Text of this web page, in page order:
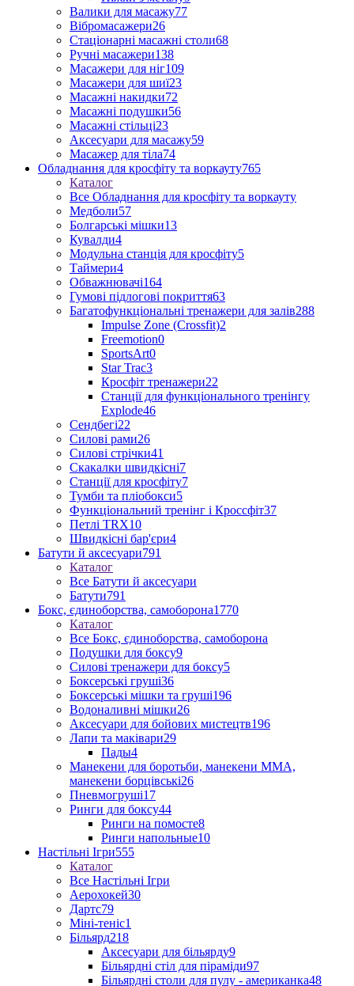
Валики для масажу77
Вібромасажери26
Стаціонарні масажні столи68
Ручні масажери138
Масажери для ніг109
Масажери для шиї23
Масажні накидки72
Масажні подушки56
Масажні стільці23
Аксесуари для масажу59
Масажер для тіла74
Обладнання для кросфіту та воркауту765
Каталог
Все Обладнання для кросфіту та воркауту
Медболи57
Болгарські мішки13
Кувалди4
Модульна станція для кросфіту5
Таймери4
Обважнювачі164
Гумові підлогові покриття63
Багатофункціональні тренажери для залів288
Impulse Zone (Crossfit)2
Freemotion0
SportsArt0
Star Trac3
Кросфіт тренажери22
Станції для функціонального тренінгу
Explode46
Сендбегі22
Силові рами26
Силові стрічки41
Скакалки швидкісні7
Станції для кросфіту7
Тумби та пліобокси5
Функціональний тренінг і Кроссфіт37
Петлі TRX10
Швидкісні бар'єри4
Батути й аксесуари791
Каталог
Все Батути й аксесуари
Батути791
Бокс, єдиноборства, самоборона1770
Каталог
Все Бокс, єдиноборства, самоборона
Подушки для боксу9
Силові тренажери для боксу5
Боксерські груші36
Боксерські мішки та груші196
Водоналивні мішки26
Аксесуари для бойових мистецтв196
Лапи та маківари29
Пады4
Манекени для боротьби, манекени ММА,
манекени борцівські26
Пневмогруші17
Ринги для боксу44
Ринги на помосте8
Ринги напольные10
Настільні Ігри555
Каталог
Все Настільні Ігри
Аерохокей30
Дартс79
Міні-теніс1
Більярд218
Аксесуари для більярду9
Більярдні стіл для піраміди97
Більярдні столи для пулу - американка48